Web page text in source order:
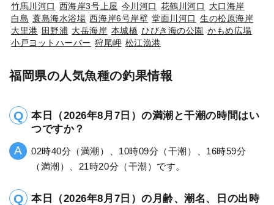
竹馬川河口 西海岸3号上屋 今川河口 花鶴川河口
大口海岸
白島 蓑島海水浴場 西海岸6号岸壁 堂面川河口 生の松原海岸
大里港 田野浦 大岳海岸 本城橋 ひびき海の公園 かもめ広場
小戸ヨットハーバー 狩尾岬 松江漁港
福岡県の人気魚種の釣果情報
本日（2026年8月7日）の満潮と干潮の時間はい
つですか？
02時40分（満潮）、10時09分（干潮）、16時59分
（満潮）、21時20分（干潮）です。
本日（2026年8月7日）の月齢、潮名、日の出時